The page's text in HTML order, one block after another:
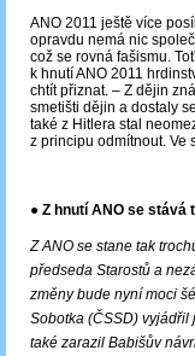
ANO 2011 ještě více
opravdu nemá nic
což se rovná fašismu.
k hnutí ANO 2011
chtít přiznat. ‒ Z dějin
smetišti dějin a dostaly
také z Hitlera stal
z principu odmítnout. Ve
● Z hnutí ANO se
Z ANO se stane tak
předseda Starostů a
změny bude nyní moci
Sobotka (ČSSD) vyjádřil
také zarazil Babišův